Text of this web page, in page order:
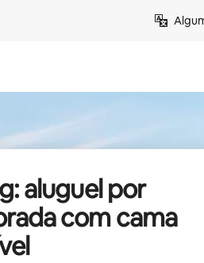
aluguel por
com cama